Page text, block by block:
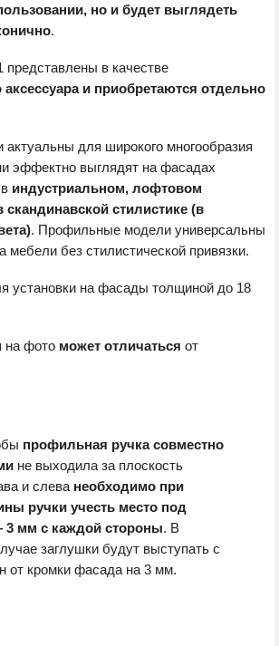
но и будет выглядеть
.
представлены в качестве
и приобретаются отдельно
для широкого многообразия
эффектно выглядят на фасадах
индустриальном, лофтовом
стилистике (в
. Профильные модели универсальны
мебели без стилистической привязки.
установки на фасады толщиной до 18
на фото может отличаться от
профильная ручка совместно
не выходила за плоскость
и слева необходимо при
ручки учесть место под
3 мм с каждой стороны. В
заглушки будут выступать с
от кромки фасада на 3 мм.